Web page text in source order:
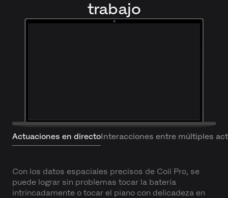
trabajo
Actuaciones en directoInteracciones entre múltiples
Con los datos espaciales precisos de Coil Pro, se
puede lograr sin problemas tocar la batería
intrincadamente o tocar el piano con delicadeza en